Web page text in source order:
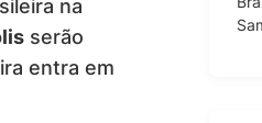
na
serão
entra em